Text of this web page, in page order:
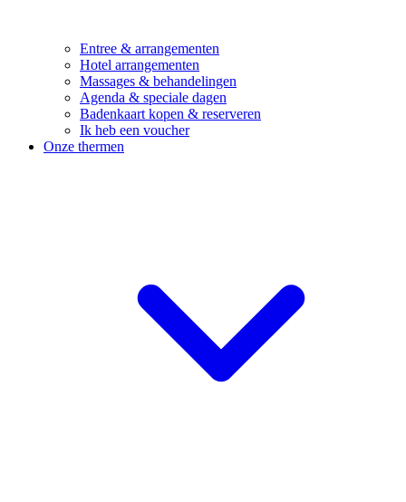
Entree & arrangementen
Hotel arrangementen
Massages & behandelingen
Agenda & speciale dagen
Badenkaart kopen & reserveren
Ik heb een voucher
Onze thermen